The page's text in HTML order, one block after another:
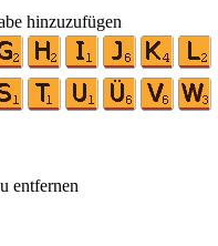
hinzuzufügen
entfernen